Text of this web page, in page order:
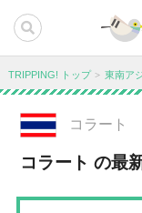
TRIPPING! トップ 東南ア
コラート
コラート の最